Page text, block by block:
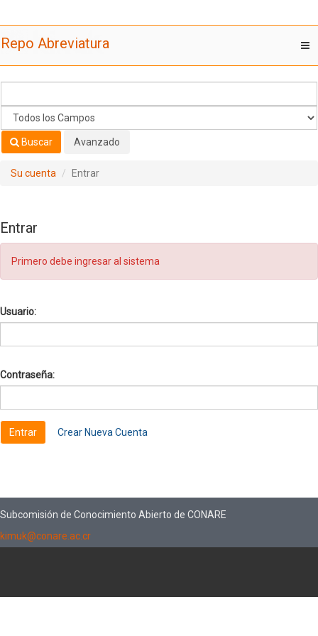
Repo Abreviatura
Buscar Avanzado
Su cuenta Entrar
Entrar
Primero debe ingresar al sistema
Usuario:
Contraseña:
Crear Nueva Cuenta
Subcomisión de Conocimiento Abierto de CONARE
kimuk@conare.ac.cr